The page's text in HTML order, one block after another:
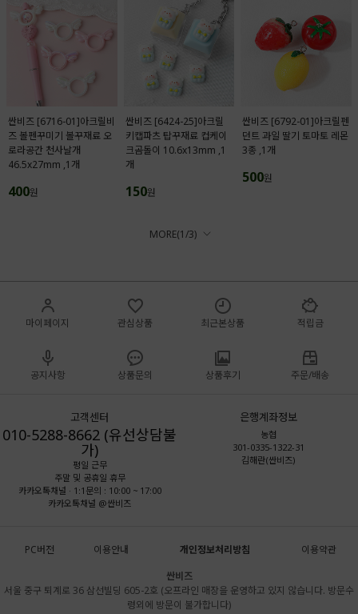
싼비즈 [6716-01]아크릴비
즈 볼펜꾸미기 볼꾸재료 오
로라공간 천사날개
46.5x27mm ,1개
400원
싼비즈 [6424-25]아크릴
키캡파츠 탑꾸재료 컵케이
크곰돌이 10.6x13mm ,1
개
150원
싼비즈 [6792-01]아크릴펜
던트 과일 딸기 토마토 레몬
3종 ,1개
500원
MORE(1/3)
마이페이지 관심상품 최근본상품 적립금
공지사항 상품문의 상품후기 주문/배송
고객센터
010-5288-8662 (유선상담불
가)
평일 근무
주말 및 공휴일 휴무
카카오톡채널 · 1:1문의 : 10:00 ~ 17:00
카카오톡채널 @싼비즈
은행계좌정보
농협
301-0335-1322-31
김해란(싼비즈)
PC버전 이용안내 개인정보처리방침
이용약관
싼비즈
서울 중구 퇴계로 36 삼선빌딩 605-2호 (오프라인 매장을 운영하고 있지 않습니다. 방문수
령외에 방문이 불가합니다)